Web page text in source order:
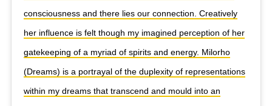
consciousness and there lies our connection. Creatively
her influence is felt though my imagined perception of her
gatekeeping of a myriad of spirits and energy. Milorho
(Dreams) is a portrayal of the duplexity of representations
within my dreams that transcend and mould into an